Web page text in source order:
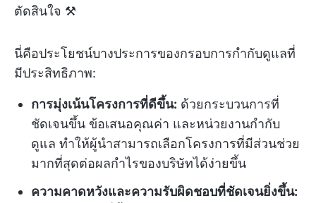
ตัดสินใจ ⚒️
นี่คือประโยชน์บางประการของกรอบการกำกับดูแลที่
มีประสิทธิภาพ:
การมุ่งเน้นโครงการที่ดีขึ้น: ด้วยกระบวนการที่
ชัดเจนขึ้น ข้อเสนอคุณค่า และหน่วยงานกำกับ
ดูแล ทำให้ผู้นำสามารถเลือกโครงการที่มีส่วนช่วย
มากที่สุดต่อผลกำไรของบริษัทได้ง่ายขึ้น
ความคาดหวังและความรับผิดชอบที่ชัดเจนยิ่งขึ้น: